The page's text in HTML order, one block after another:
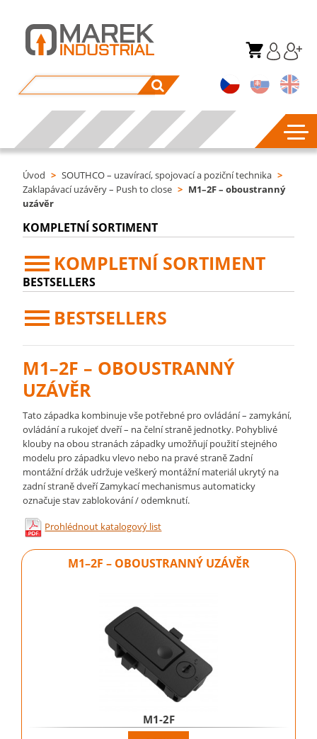
Úvod > SOUTHCO – uzavírací, spojovací a poziční technika >
Zaklapávací uzávěry – Push to close > M1–2F – oboustranný
uzávěr
KOMPLETNÍ SORTIMENT
KOMPLETNÍ SORTIMENT
BESTSELLERS
BESTSELLERS
M1–2F – OBOUSTRANNÝ
UZÁVĚR
Tato západka kombinuje vše potřebné pro ovládání – zamykání,
ovládání a rukojeť dveří – na čelní straně jednotky. Pohyblivé
klouby na obou stranách západky umožňují použití stejného
modelu pro západku vlevo nebo na pravé straně Zadní
montážní držák udržuje veškerý montážní materiál ukrytý na
zadní straně dveří Zamykací mechanismus automaticky
označuje stav zablokování / odemknutí.
Prohlédnout katalogový list
M1–2F – OBOUSTRANNÝ UZÁVĚR
M1-2F